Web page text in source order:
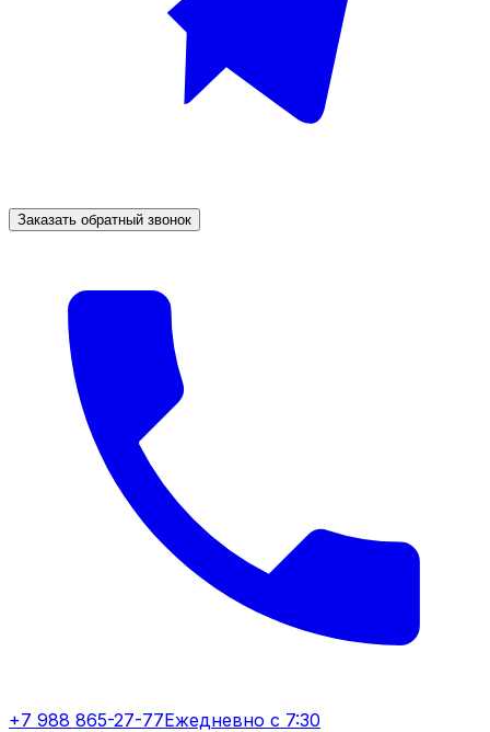
Заказать обратный звонок
+7 988 865-27-77Ежедневно с 7:30